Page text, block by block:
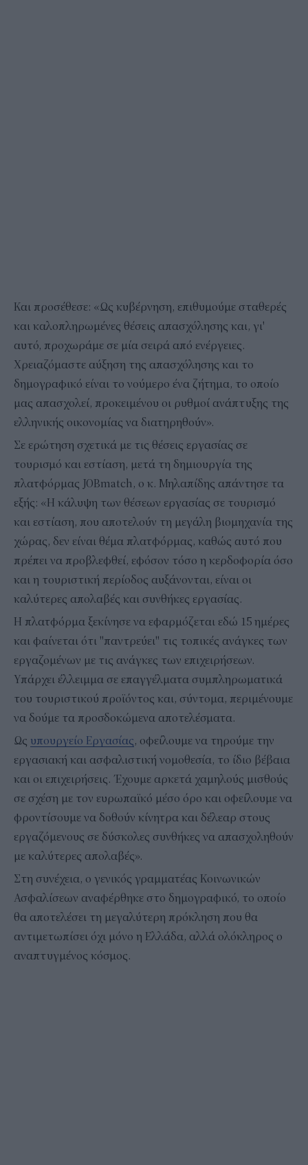
Και προσέθεσε: «Ως κυβέρνηση, επιθυμούμε σταθερές
και καλοπληρωμένες θέσεις απασχόλησης και, γι'
αυτό, προχωράμε σε μία σειρά από ενέργειες.
Χρειαζόμαστε αύξηση της απασχόλησης και το
δημογραφικό είναι το νούμερο ένα ζήτημα, το οποίο
μας απασχολεί, προκειμένου οι ρυθμοί ανάπτυξης της
ελληνικής οικονομίας να διατηρηθούν».
Σε ερώτηση σχετικά με τις θέσεις εργασίας σε
τουρισμό και εστίαση, μετά τη δημιουργία της
πλατφόρμας JOBmatch, ο κ. Μηλαπίδης απάντησε τα
εξής: «Η κάλυψη των θέσεων εργασίας σε τουρισμό
και εστίαση, που αποτελούν τη μεγάλη βιομηχανία της
χώρας, δεν είναι θέμα πλατφόρμας, καθώς αυτό που
πρέπει να προβλεφθεί, εφόσον τόσο η κερδοφορία όσο
και η τουριστική περίοδος αυξάνονται, είναι οι
καλύτερες απολαβές και συνθήκες εργασίας.
Η πλατφόρμα ξεκίνησε να εφαρμόζεται εδώ 15 ημέρες
και φαίνεται ότι "παντρεύει" τις τοπικές ανάγκες των
εργαζομένων με τις ανάγκες των επιχειρήσεων.
Υπάρχει έλλειμμα σε επαγγέλματα συμπληρωματικά
του τουριστικού προϊόντος και, σύντομα, περιμένουμε
να δούμε τα προσδοκώμενα αποτελέσματα.
Ως υπουργείο Εργασίας, οφείλουμε να τηρούμε την
εργασιακή και ασφαλιστική νομοθεσία, το ίδιο βέβαια
και οι επιχειρήσεις. Έχουμε αρκετά χαμηλούς μισθούς
σε σχέση με τον ευρωπαϊκό μέσο όρο και οφείλουμε να
φροντίσουμε να δοθούν κίνητρα και δέλεαρ στους
εργαζόμενους σε δύσκολες συνθήκες να απασχοληθούν
με καλύτερες απολαβές».
Στη συνέχεια, ο γενικός γραμματέας Κοινωνικών
Ασφαλίσεων αναφέρθηκε στο δημογραφικό, το οποίο
θα αποτελέσει τη μεγαλύτερη πρόκληση που θα
αντιμετωπίσει όχι μόνο η Ελλάδα, αλλά ολόκληρος ο
αναπτυγμένος κόσμος.